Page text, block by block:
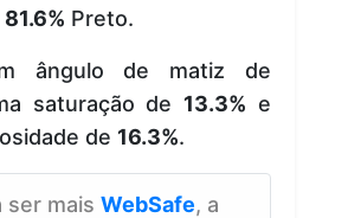
81.6% Preto.
ângulo de matiz de
saturação de 13.3% e
de 16.3%.
ser mais WebSafe, a